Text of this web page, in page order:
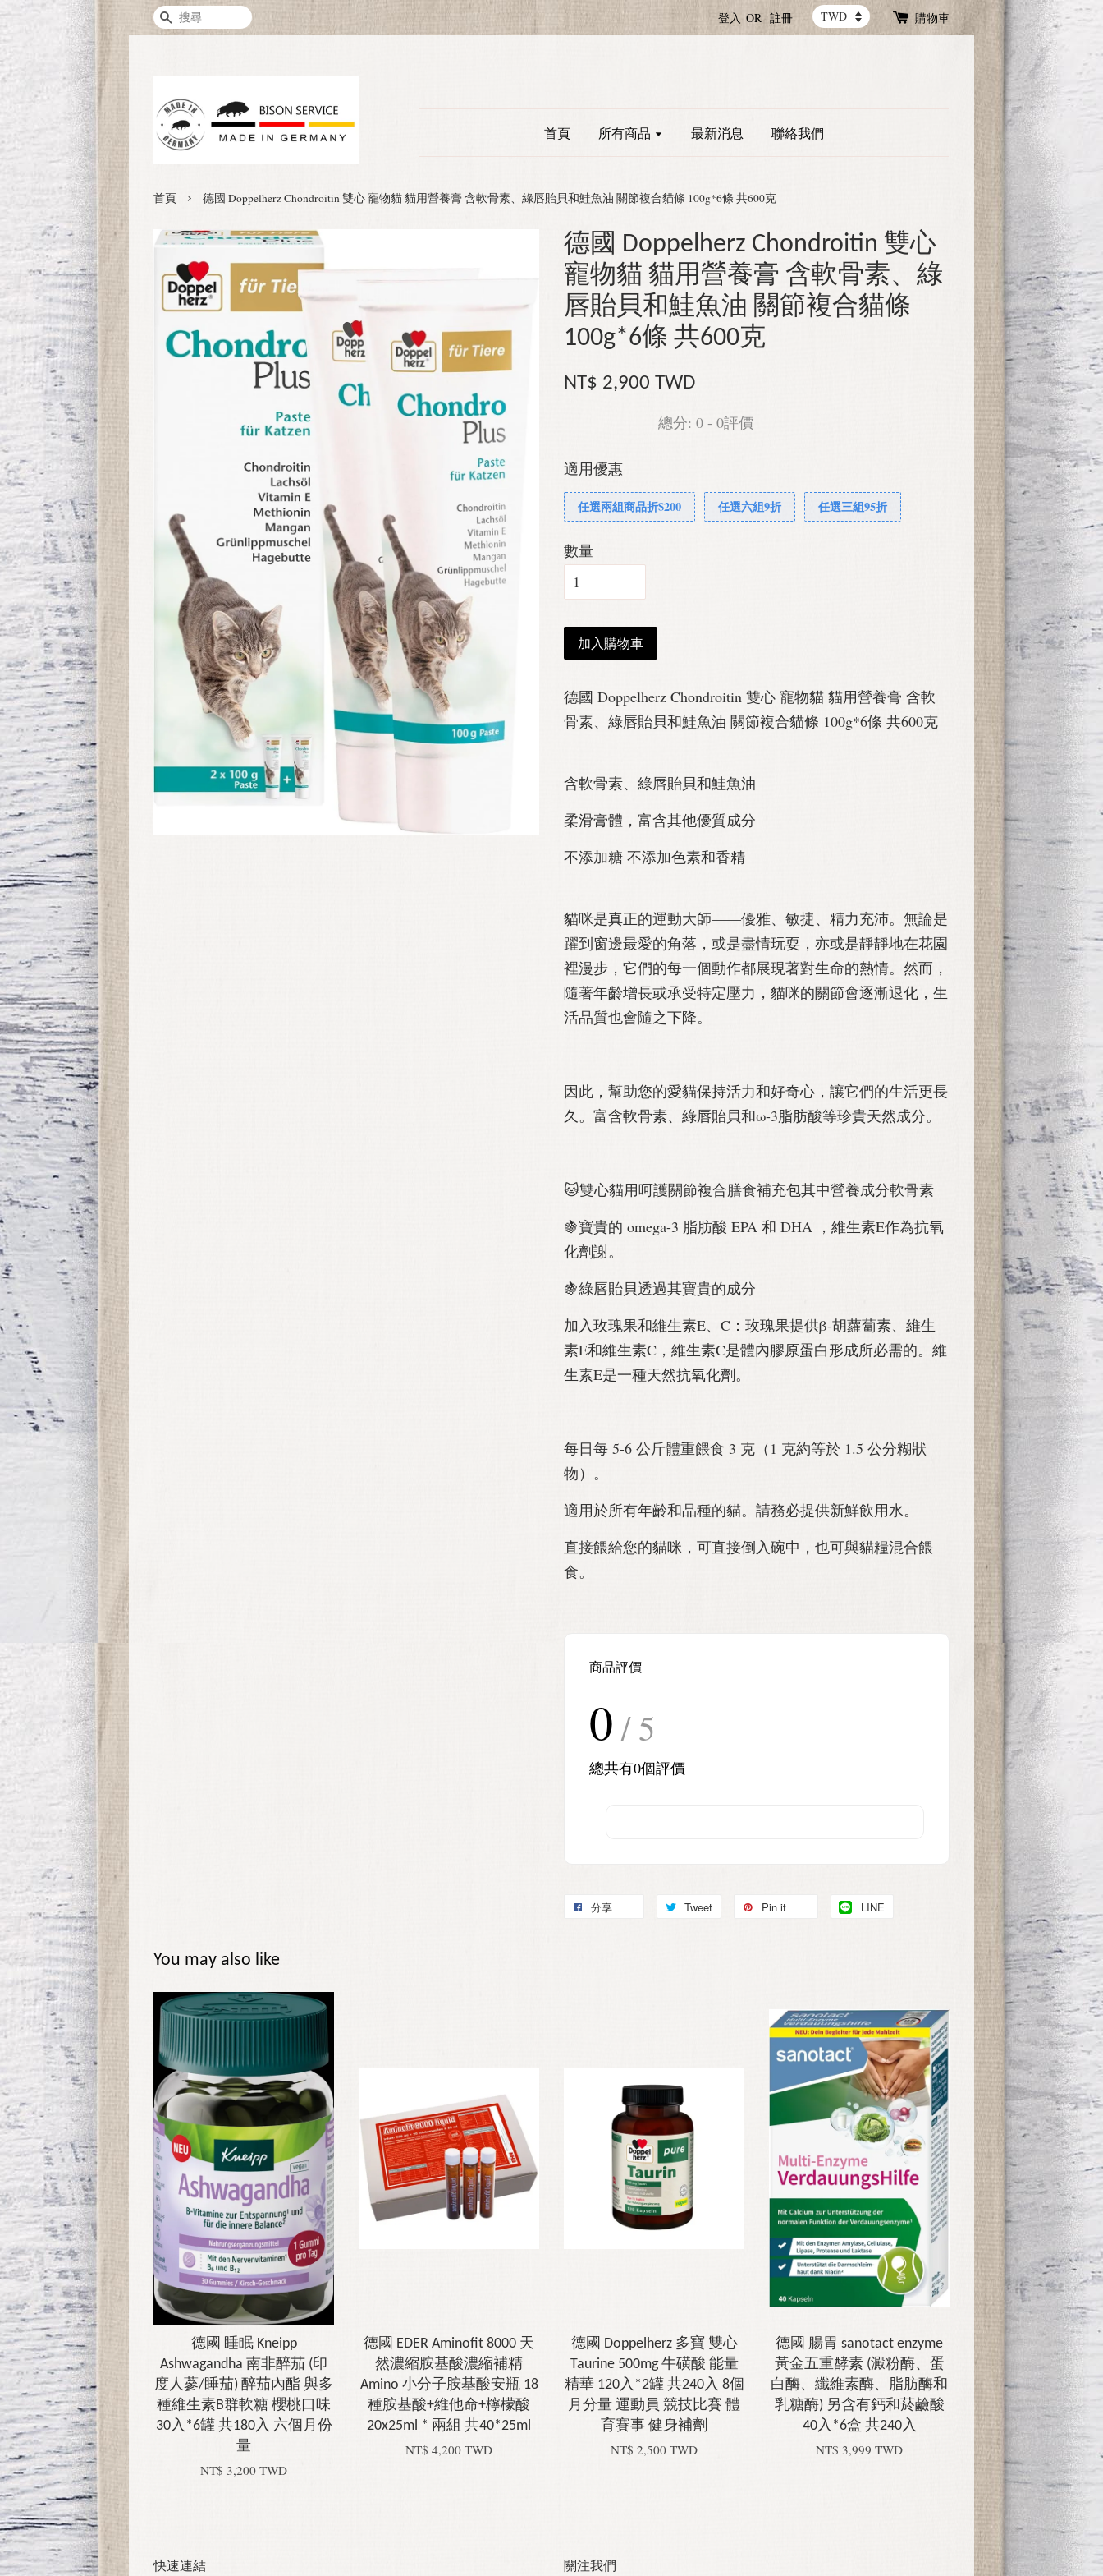
搜尋 登入 OR 註冊 購物車
首頁 所有商品 最新消息 聯絡我們
首頁 › 德國 Doppelherz Chondroitin 雙心 寵物貓 貓用營養膏 含軟骨素、綠唇貽貝和鮭魚油 關節複合貓條 100g*6條 共600克
德國 Doppelherz Chondroitin 雙心
寵物貓 貓用營養膏 含軟骨素、綠
唇貽貝和鮭魚油 關節複合貓條
100g*6條 共600克
NT$ 2,900 TWD
總分: 0 - 0評價
適用優惠
任選兩組商品折$200 任選六組9折 任選三組95折
數量
加入購物車
德國 Doppelherz Chondroitin 雙心 寵物貓 貓用營養膏 含軟
骨素、綠唇貽貝和鮭魚油 關節複合貓條 100g*6條 共600克
含軟骨素、綠唇貽貝和鮭魚油
柔滑膏體，富含其他優質成分
不添加糖 不添加色素和香精
貓咪是真正的運動大師——優雅、敏捷、精力充沛。無論是
躍到窗邊最愛的角落，或是盡情玩耍，亦或是靜靜地在花園
裡漫步，它們的每一個動作都展現著對生命的熱情。然而，
隨著年齡增長或承受特定壓力，貓咪的關節會逐漸退化，生
活品質也會隨之下降。
因此，幫助您的愛貓保持活力和好奇心，讓它們的生活更長
久。富含軟骨素、綠唇貽貝和ω-3脂肪酸等珍貴天然成分。
🐱雙心貓用呵護關節複合膳食補充包其中營養成分軟骨素
🍇寶貴的 omega-3 脂肪酸 EPA 和 DHA ，維生素E作為抗氧
化劑謝。
🍇綠唇貽貝透過其寶貴的成分
加入玫瑰果和維生素E、C：玫瑰果提供β-胡蘿蔔素、維生
素E和維生素C，維生素C是體內膠原蛋白形成所必需的。維
生素E是一種天然抗氧化劑。
每日每 5-6 公斤體重餵食 3 克（1 克約等於 1.5 公分糊狀
物）。
適用於所有年齡和品種的貓。請務必提供新鮮飲用水。
直接餵給您的貓咪，可直接倒入碗中，也可與貓糧混合餵
食。
商品評價
0 / 5
總共有0個評價
分享 Tweet Pin it LINE
You may also like
德國 睡眠 Kneipp
Ashwagandha 南非醉茄 (印
度人蔘/睡茄) 醉茄內酯 與多
種維生素B群軟糖 櫻桃口味
30入*6罐 共180入 六個月份
量
NT$ 3,200 TWD
德國 EDER Aminofit 8000 天
然濃縮胺基酸濃縮補精
Amino 小分子胺基酸安瓶 18
種胺基酸+維他命+檸檬酸
20x25ml * 兩組 共40*25ml
NT$ 4,200 TWD
德國 Doppelherz 多寶 雙心
Taurine 500mg 牛磺酸 能量
精華 120入*2罐 共240入 8個
月分量 運動員 競技比賽 體
育賽事 健身補劑
NT$ 2,500 TWD
德國 腸胃 sanotact enzyme
黃金五重酵素 (澱粉酶、蛋
白酶、纖維素酶、脂肪酶和
乳糖酶) 另含有鈣和菸鹼酸
40入*6盒 共240入
NT$ 3,999 TWD
快速連結 關注我們